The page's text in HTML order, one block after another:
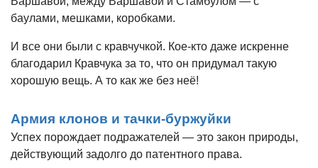
баулами, мешками, коробками.
И все они были с кравчучкой. Кое-кто даже искренне
благодарил Кравчука за то, что он придумал такую
хорошую вещь. А то как же без неё!
Армия клонов и тачки-буржуйки
Успех порождает подражателей — это закон природы,
действующий задолго до патентного права.